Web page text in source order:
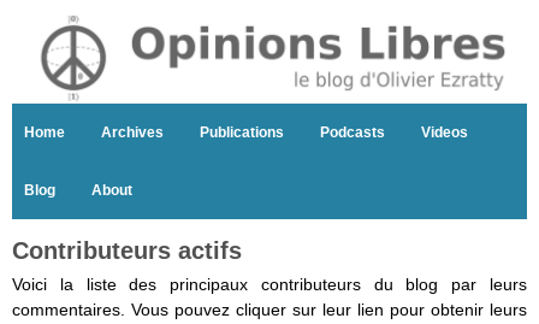
Home Archives Publications Podcasts Videos
Blog About
Contributeurs actifs
Voici la liste des principaux contributeurs du blog par leurs
commentaires. Vous pouvez cliquer sur leur lien pour obtenir leurs